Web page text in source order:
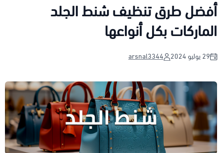
أفضل طرق تنظيف شنط الجلد
الماركات بكل أنواعها
29 يوليو 2024 arsnal3344